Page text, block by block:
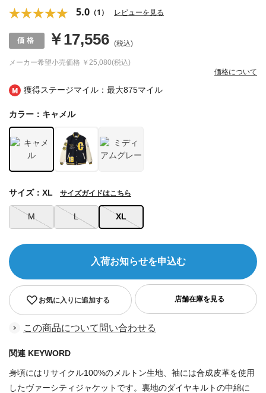
獲得ステージマイル：最大875マイル
5.0 （1） レビューを見る
メーカー希望小売価格 ￥25,080(税込)
￥17,556 (税込)
価格について
カラー：キャメル
M L XL
サイズ：XL サイズガイドはこちら
お気に入りに追加する
入荷お知らせを申込む
この商品について問い合わせる
関連 KEYWORD
身頃にはリサイクル100%のメルトン生地、袖には合成皮革を使用
したヴァーシティジャケットです。裏地のダイヤキルトの中綿に